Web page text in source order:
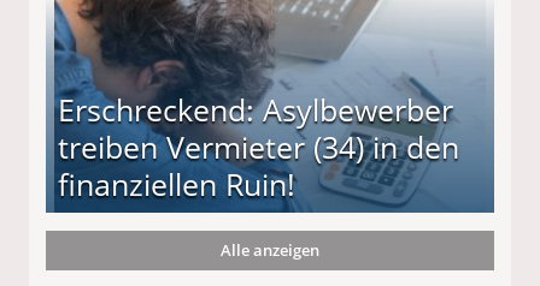
Erschreckend: Asylbewerber
treiben Vermieter (34) in den
finanziellen Ruin!
(34) in den finanziellen Ruin!
Alle anzeigen